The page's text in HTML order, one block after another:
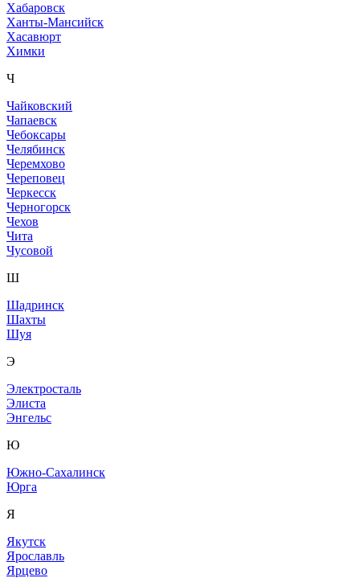
Хабаровск
Ханты-Мансийск
Хасавюрт
Химки
Ч
Чайковский
Чапаевск
Чебоксары
Челябинск
Черемхово
Череповец
Черкесск
Черногорск
Чехов
Чита
Чусовой
Ш
Шадринск
Шахты
Шуя
Э
Электросталь
Элиста
Энгельс
Ю
Южно-Сахалинск
Юрга
Я
Якутск
Ярославль
Ярцево